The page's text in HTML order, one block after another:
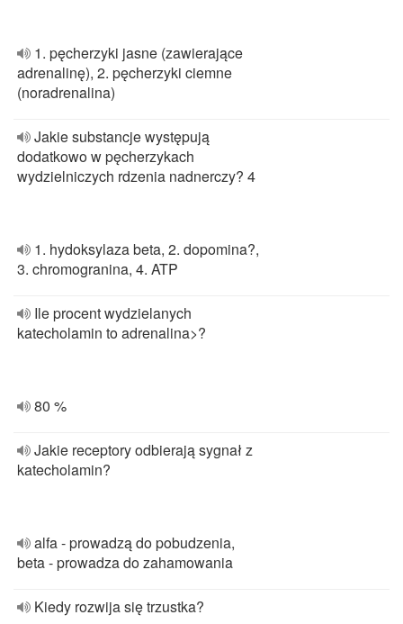
1. pęcherzyki jasne (zawierające
adrenalinę), 2. pęcherzyki ciemne
(noradrenalina)
Jakie substancje występują
dodatkowo w pęcherzykach
wydzielniczych rdzenia nadnerczy? 4
1. hydoksylaza beta, 2. dopomina?,
3. chromogranina, 4. ATP
Ile procent wydzielanych
katecholamin to adrenalina>?
80 %
Jakie receptory odbierają sygnał z
katecholamin?
alfa - prowadzą do pobudzenia,
beta - prowadza do zahamowania
Kiedy rozwija się trzustka?